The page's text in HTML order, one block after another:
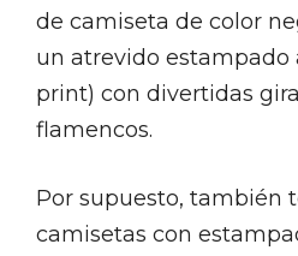
de camiseta de color
un atrevido estampado
print) con divertidas
flamencos.
Por supuesto, también
camisetas con